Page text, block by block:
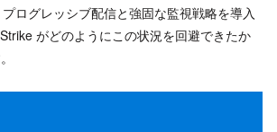
ログレッシブ配信と強固な監視戦略を導入
がどのようにこの状況を回避できたか